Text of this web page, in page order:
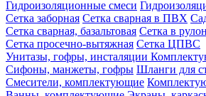
Гидроизоляционные смеси
Сетка заборная Сетка сварная в ПВХ
Сетка сварная, базальтовая Сетка в
Сетка просечно-вытяжная Сетка ЦПВС
Унитазы, гофры, инсталяции
Сифоны, манжеты, гофры Шланги для
Смесители, комплектующие